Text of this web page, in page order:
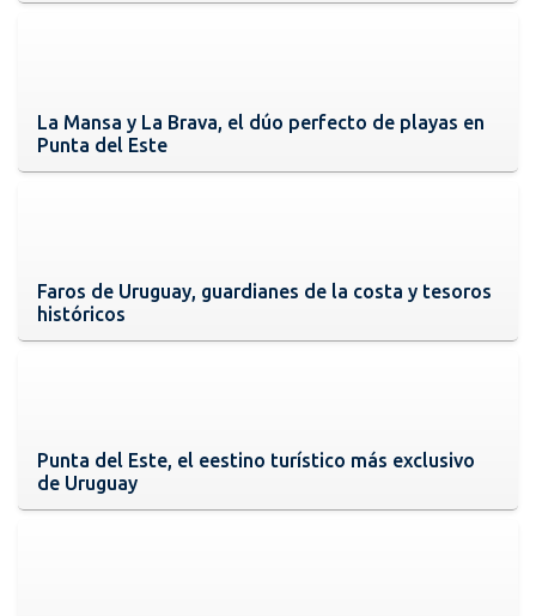
La Mansa y La Brava, el dúo perfecto de playas en
Punta del Este
Faros de Uruguay, guardianes de la costa y tesoros
históricos
Punta del Este, el eestino turístico más exclusivo
de Uruguay